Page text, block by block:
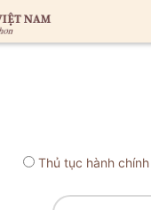
Thủ tục hành chính